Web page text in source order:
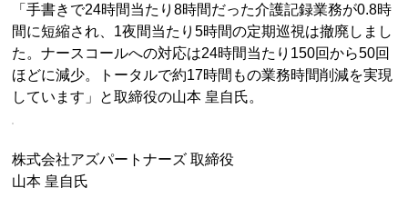
「手書きで24時間当たり8時間だった介護記録業務が0.8時
間に短縮され、1夜間当たり5時間の定期巡視は撤廃しまし
た。ナースコールへの対応は24時間当たり150回から50回
ほどに減少。トータルで約17時間もの業務時間削減を実現
しています」と取締役の山本 皇自氏。
株式会社アズパートナーズ 取締役
山本 皇自氏